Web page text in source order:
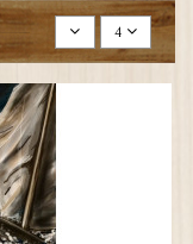
4